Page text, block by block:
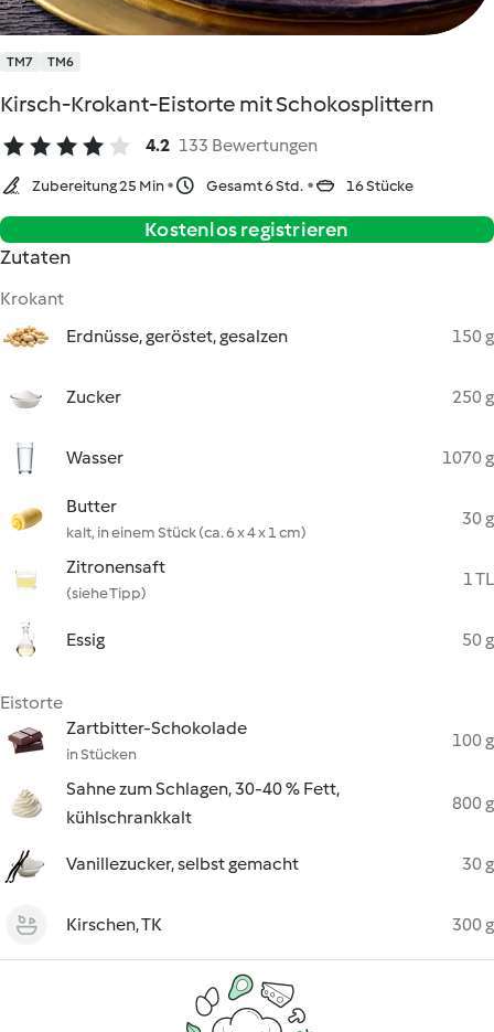
TM7 TM6
Kirsch-Krokant-Eistorte mit Schokosplittern
4.2 133 Bewertungen
Zubereitung 25 Min Gesamt 6 Std. 16 Stücke
Kostenlos registrieren
Zutaten
Krokant
Erdnüsse, geröstet, gesalzen
150 g
Zucker 250 g
Wasser 1070 g
Butter
kalt, in einem Stück (ca. 6 x 4 x 1 cm)
30 g
Zitronensaft
(siehe Tipp)
1 TL
Essig 50 g
Eistorte
Zartbitter-Schokolade
in Stücken
100 g
Sahne zum Schlagen, 30-40 % Fett,
kühlschrankkalt
800 g
Vanillezucker, selbst gemacht 30 g
Kirschen, TK 300 g